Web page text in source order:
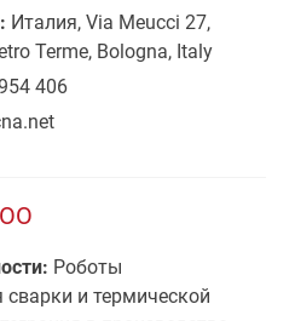
Италия, Via Meucci 27,
Terme, Bologna, Italy
406
Роботы
и термической